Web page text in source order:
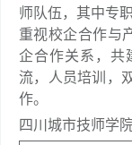
师队伍，其中专
重视校企合作与
企合作关系，共
流，人员培训，
作。
四川城市技师学